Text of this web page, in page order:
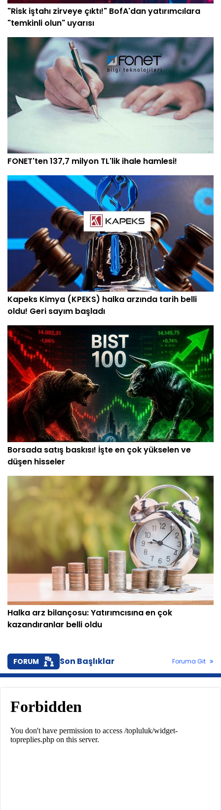
"Risk iştahı zirveye çıktı!" BofA'dan yatırımcılara
"temkinli olun" uyarısı
FONET'ten 137,7 milyon TL'lik ihale hamlesi!
Kapeks Kimya (KPEKS) halka arzında tarih belli
oldu! Geri sayım başladı
Borsada satış baskısı! İşte en çok yükselen ve
düşen hisseler
Halka arz bilançosu: Yatırımcısına en çok
kazandıranlar belli oldu
FORUM Son Başlıklar Foruma Git